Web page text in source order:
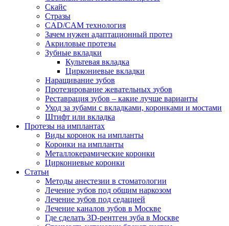
Скайс
Стразы
CAD/CAM технология
Зачем нужен адаптационный протез
Акриловые протезы
Зубные вкладки
Культевая вкладка
Циркониевые вкладки
Наращивание зубов
Протезирование жевательных зубов
Реставрация зубов – какие лучше варианты
Уход за зубами с вкладками, коронками и мостами
Штифт или вкладка
Протезы на имплантах
Виды коронок на импланты
Коронки на импланты
Металлокерамические коронки
Циркониевые коронки
Статьи
Методы анестезии в стоматологии
Лечение зубов под общим наркозом
Лечение зубов под седацией
Лечение каналов зубов в Москве
Где сделать 3D-рентген зуба в Москве